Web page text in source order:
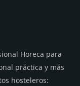
Horeca para
práctica y más
hosteleros: